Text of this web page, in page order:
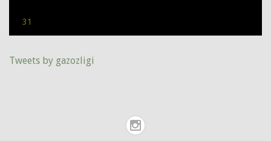
31
Tweets by gazozligi